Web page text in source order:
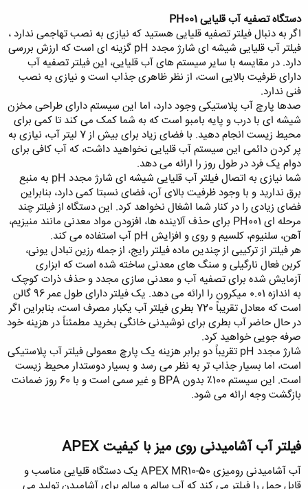
دستگاه تصفیه آب قلیایی PH001
اگر به دنبال فیلتر تصفیه قلیایی هستید که نیازی به نصب تهاجمی ندارد ،
فیلتر آب قلیایی شیشه ای شارژ مجدد pH گزینه ای است که ارزش بررسی
دارد. در مقایسه با سایر سیستم های آب قلیایی، این فیلتر تصفیه آب
دارای ظرفیت بالایی است، از نظر ظاهری جذاب است و نیازی به نصب
فنی ندارد.
صدها پارچ آب پلاستیکی وجود دارد، اما این سیستم دارای طراحی مخزن
شیشه ای با درب و پایه بامبو است که به شما کمک می کند تا کمی برای
محیط زیست انجام دهید. با فضای زیاد برای بیش از 7 لیتر آب، نیازی به
پر کردن دائمی این سیستم آب قلیایی نخواهید داشت، که آب کافی برای
دوام یک فرد در طول روز را ارائه می دهد.
شما نیازی به اتصال فیلتر آب قلیایی شیشه ای شارژ مجدد pH به منبع
برق ندارید و با وجود ظرفیت بالای آن، فضای نسبتا کمی دارد، بنابراین
فضای زیادی را در کنار شما اشغال نخواهد کرد. این دستگاه از فیلتر چند
مرحله ای PH001 برای حذف آلاینده ها، افزودن مواد معدنی مانند منیزیم،
آهن، سلنیوم، کلسیم و روی و افزایش pH آب استفاده می کند.
هر فیلتر از ترکیبی از چندین ماده فیلتر رایج، از جمله رزین تبادل یونی،
کربن فعال نارگیلی و سنگ های معدنی ساخته شده است که ابزاری
آزمایش شده برای تصفیه آب و معدنی سازی مجدد و حذف ذرات کوچک
به اندازه 0.01 میکرون را ارائه می دهد. یک فیلتر دارای طول عمر 96 گالن
است که معادل تقریباً 720 بطری فیلتر آب یکبار مصرف است، بنابراین اگر
در حال حاضر آب بطری برای نوشیدنی خانگی بخرید مطمئناً در هزینه خود
صرفه جویی خواهید کرد.
شارژ مجدد pH تقریباً دو برابر هزینه یک پارچ معمولی فیلتر آب پلاستیکی
است، اما بسیار جذاب تر به نظر می رسد و بسیار دوستدار محیط زیست
است. این سیستم 100٪ بدون BPA و غیر سمی است و با 60 روز ضمانت
بازگشت وجه ارائه می شود.
فیلتر آب آشامیدنی روی میز با کیفیت APEX
آب آشامیدنی رومیزی APEX MR10-50 یک دستگاه قلیایی مناسب و
قابل حمل را فیلتر می کند که آب سالم و سالم برای آشامیدن تولید می